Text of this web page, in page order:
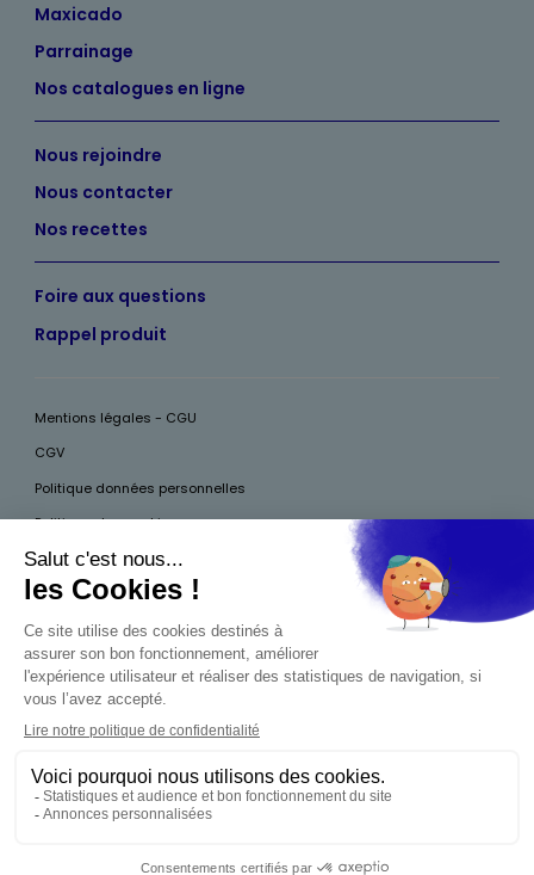
Maxicado
Parrainage
Nos catalogues en ligne
Nous rejoindre
Nous contacter
Nos recettes
Foire aux questions
Rappel produit
Mentions légales - CGU
CGV
Politique données personnelles
Politique des cookies
Accessibilité
Pour votre santé, mangez au moins cinq fruits et légumes par jour, plus
d’infos surwww.mangerbouger.fr
aux mineurs de moins de 18 ans
La preuve de majorité de l'acheteur est exigée au
moment de la vente en ligne. CODE DE LA SANTÉ